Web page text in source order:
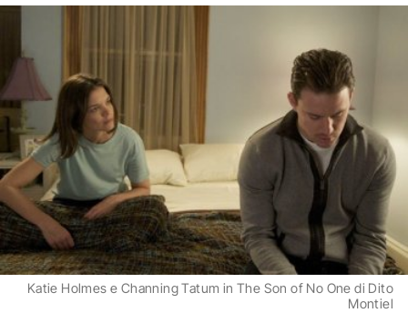
Katie Holmes e Channing Tatum in The Son of No One di Dito
Montiel